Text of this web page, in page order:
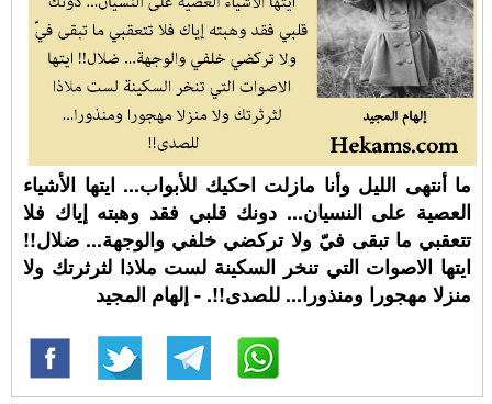
ما أنتهى الليل وأنا مازلت احكيك للأبواب... ايتها الأشياء
العصية على النسيان... دونك قلبي فقد وهبته إياك فلا
تتعقبي ما تبقى فيّ ولا تركضي خلفي والوجهة... ضلال!!
ايتها الاصوات التي تنخر السكينة لست ملاذا لثرثرتك ولا
منزلا مهجورا ومنذورا... للصدى!!. - إلهام المجيد